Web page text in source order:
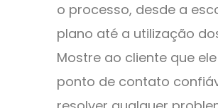
o processo, desde a
plano até a utilização
Mostre ao cliente que
ponto de contato